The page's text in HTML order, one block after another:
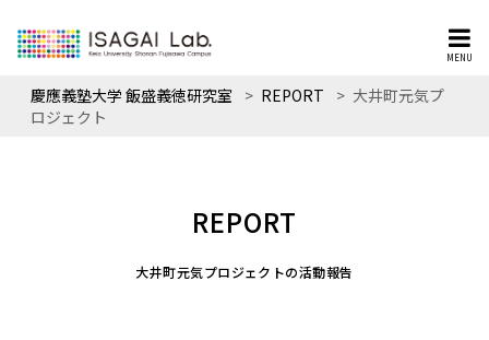
MENU
慶應義塾大学 飯盛義徳研究室 > REPORT > 大井町元気プ
ロジェクト
REPORT
大井町元気プロジェクトの活動報告